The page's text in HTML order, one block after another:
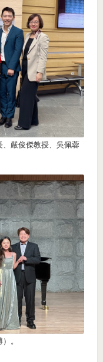
嚴俊傑教授、吳佩蓉
。